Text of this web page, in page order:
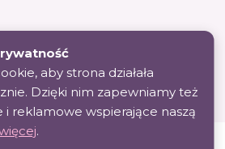
aby strona działała
Dzięki nim zapewniamy też
i reklamowe wspierające naszą
.
Kontakt
prywatności